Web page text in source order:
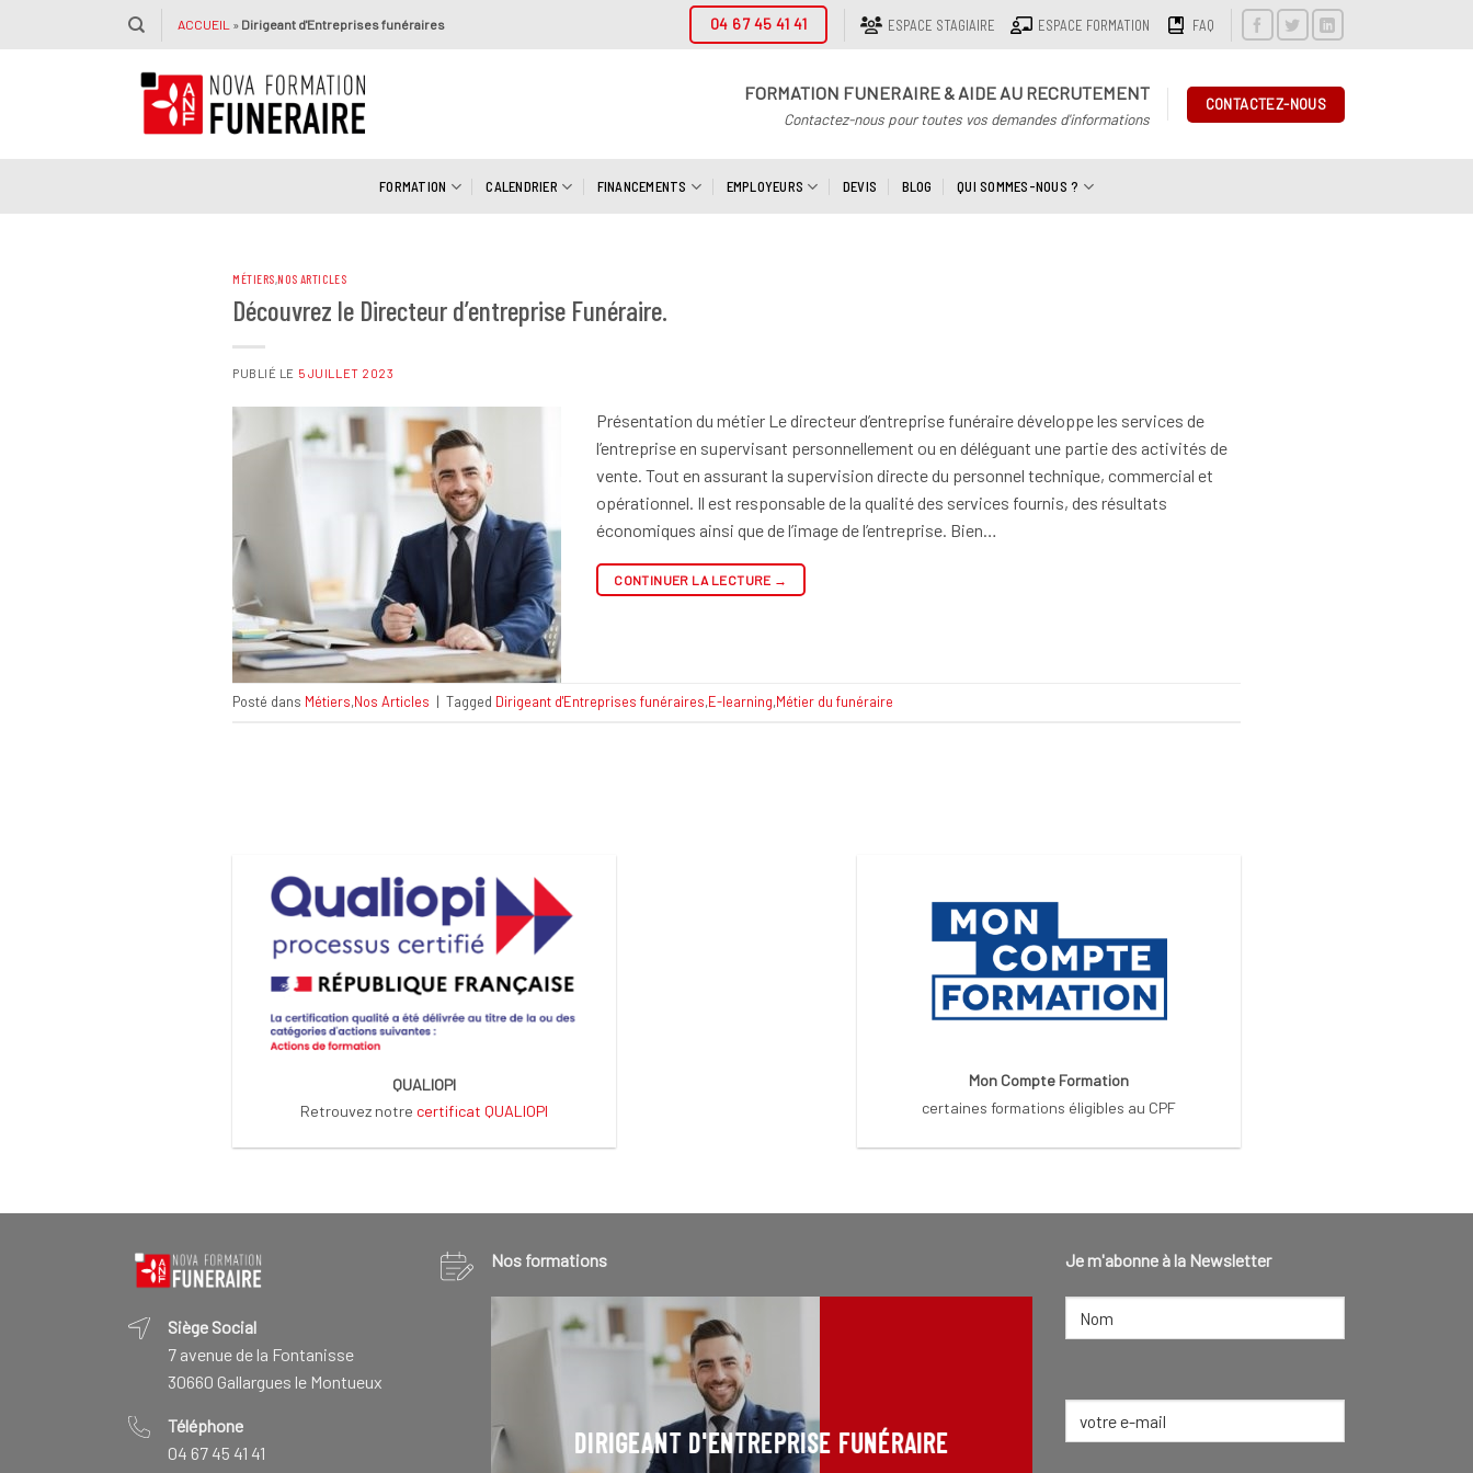
ACCUEIL » Dirigeant d'Entreprises funéraires 04 67 45 41 41 ESPACE STAGIAIRE ESPACE FORMATION FAQ
FORMATION FUNERAIRE & AIDE AU RECRUTEMENT
Contactez-nous pour toutes vos demandes d'informations
CONTACTEZ-NOUS
FORMATION CALENDRIER FINANCEMENTS EMPLOYEURS DEVIS BLOG QUI SOMMES-NOUS ?
MÉTIERS,NOS ARTICLES
Découvrez le Directeur d’entreprise Funéraire.
PUBLIÉ LE 5 JUILLET 2023
Présentation du métier Le directeur d’entreprise funéraire développe les services de
l’entreprise en supervisant personnellement ou en déléguant une partie des activités de
vente. Tout en assurant la supervision directe du personnel technique, commercial et
opérationnel. Il est responsable de la qualité des services fournis, des résultats
économiques ainsi que de l’image de l’entreprise. Bien…
CONTINUER LA LECTURE →
Posté dans Métiers,Nos Articles | Tagged Dirigeant d'Entreprises funéraires,E-learning,Métier du funéraire
QUALIOPI
Retrouvez notre certificat QUALIOPI
Mon Compte Formation
certaines formations éligibles au CPF
Siège Social
7 avenue de la Fontanisse
30660 Gallargues le Montueux
Téléphone
04 67 45 41 41
Nos formations
DIRIGEANT D'ENTREPRISE FUNÉRAIRE CONSEILLER FUNÉRAIRE
Je m'abonne à la Newsletter
NOM